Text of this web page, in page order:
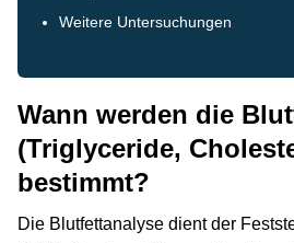
Weitere Untersuchungen
Wann werden die
(Triglyceride,
bestimmt?
Die Blutfettanalyse dient der